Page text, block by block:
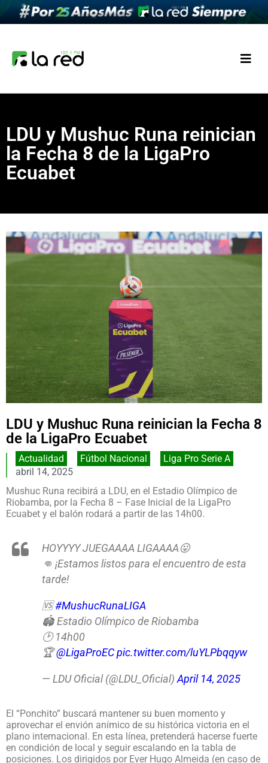
LDU y Mushuc Runa reinician
la Fecha 8 de la LigaPro
Ecuabet
LDU y Mushuc Runa reinician la Fecha 8
de la LigaPro Ecuabet
Actualidad Fútbol Nacional
Liga Pro Serie A
abril 14, 2025
Mushuc Runa recibirá a LDU, en el Estadio Olímpico de
Riobamba, por la Fecha 8 – Fase Inicial de la LigaPro
Ecuabet y el balón rodará a partir de las 14h00.
HOYYYY JUEGAAAA LIGAAAA😛
👊 ¡Estamos listos para el encuentro de esta
tarde!
🆚#MushucRunaLIGA
🏟️ Estadio Olímpico de Riobamba
🕑 14h00
🏆@LigaProECpic.twitter.com/luYLPbqqyw
— LDU Oficial (@LDU_Oficial)April 14, 2025
El “Ponchito” buscará mantener su buen momento y
aprovechar el envión anímico de su histórica victoria en el
plano internacional. En esta línea, pretenderá hacerse fuerte
en condición de local y seguir escalando en la tabla de
posiciones. Los dirigidos por Ever Hugo Almeida (en caso de